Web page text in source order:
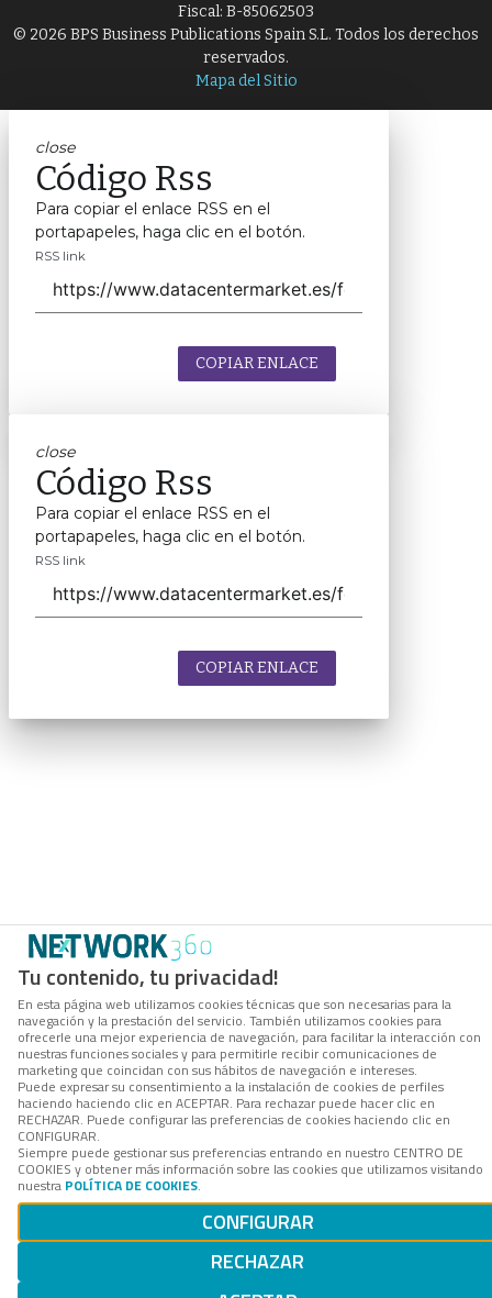
Tu contenido, tu privacidad!
En esta página web utilizamos cookies técnicas que son necesarias para la
navegación y la prestación del servicio. También utilizamos cookies para
ofrecerle una mejor experiencia de navegación, para facilitar la interacción con
nuestras funciones sociales y para permitirle recibir comunicaciones de
marketing que coincidan con sus hábitos de navegación e intereses.
Puede expresar su consentimiento a la instalación de cookies de perfiles
haciendo haciendo clic en ACEPTAR. Para rechazar puede hacer clic en
RECHAZAR. Puede configurar las preferencias de cookies haciendo clic en
CONFIGURAR.
Siempre puede gestionar sus preferencias entrando en nuestro CENTRO DE
COOKIES y obtener más información sobre las cookies que utilizamos visitando
nuestra POLÍTICA DE COOKIES.
CONFIGURAR
RECHAZAR
Fiscal: B-85062503
© 2026 BPS Business Publications Spain S.L. Todos los derechos
reservados.
Mapa del Sitio
close
Código Rss
Para copiar el enlace RSS en el
portapapeles, haga clic en el botón.
RSS link
COPIAR ENLACE
close
Código Rss
Para copiar el enlace RSS en el
portapapeles, haga clic en el botón.
RSS link
COPIAR ENLACE